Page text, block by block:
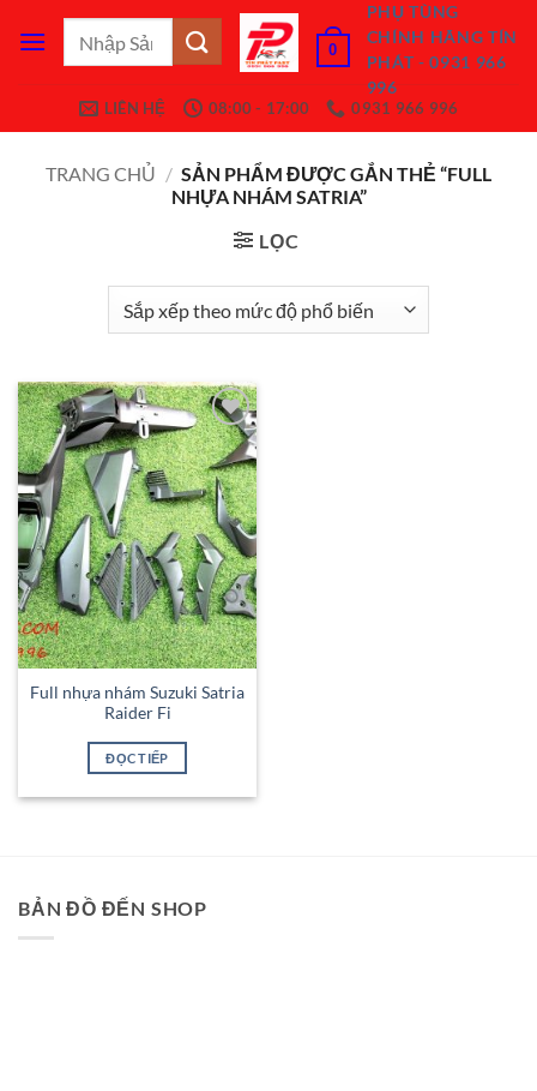
qua
0
PHỤ TÙNG
CHÍNH HÃNG TÍN
PHÁT - 0931 966
996
LIÊN HỆ
08:00 - 17:00 0931 966 996
TRANG CHỦ / SẢN PHẨM ĐƯỢC GẮN THẺ “FULL
NHỰA NHÁM SATRIA”
LỌC
Add to
Wishlist
Full nhựa nhám Suzuki Satria
Raider Fi
ĐỌC TIẾP
BẢN ĐỒ ĐẾN SHOP